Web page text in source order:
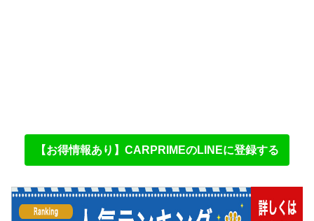
【お得情報あり】CARPRIMEのLINEに登録する